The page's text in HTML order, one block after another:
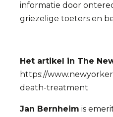
informatie door
griezelige toeters en
Het artikel in The
https://
death-treatment
Jan Bernheim is